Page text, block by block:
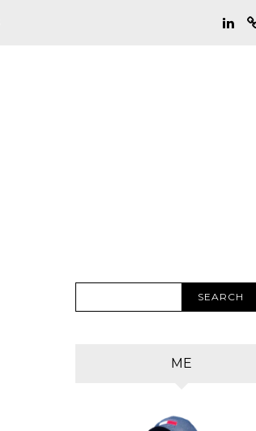
SEARCH
ME